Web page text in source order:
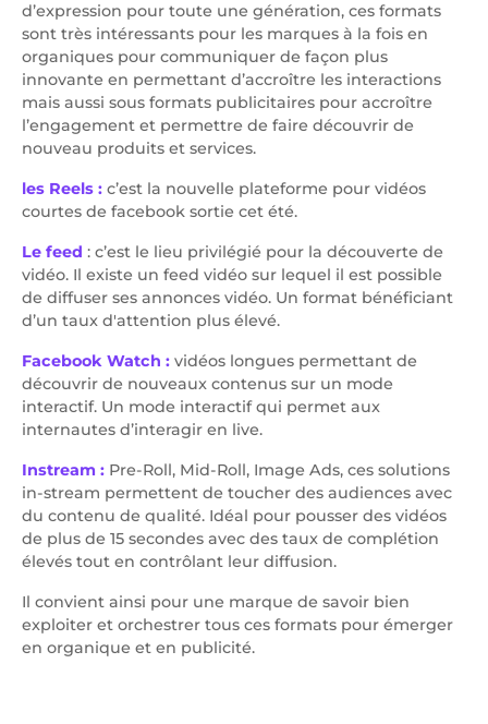
d’expression pour toute une génération, ces formats
sont très intéressants pour les marques à la fois en
organiques pour communiquer de façon plus
innovante en permettant d’accroître les interactions
mais aussi sous formats publicitaires pour accroître
l’engagement et permettre de faire découvrir de
nouveau produits et services.
les Reels : c’est la nouvelle plateforme pour vidéos
courtes de facebook sortie cet été.
Le feed : c’est le lieu privilégié pour la découverte de
vidéo. Il existe un feed vidéo sur lequel il est possible
de diffuser ses annonces vidéo. Un format bénéficiant
d’un taux d'attention plus élevé.
Facebook Watch : vidéos longues permettant de
découvrir de nouveaux contenus sur un mode
interactif. Un mode interactif qui permet aux
internautes d’interagir en live.
Instream : Pre-Roll, Mid-Roll, Image Ads, ces solutions
in-stream permettent de toucher des audiences avec
du contenu de qualité. Idéal pour pousser des vidéos
de plus de 15 secondes avec des taux de complétion
élevés tout en contrôlant leur diffusion.
Il convient ainsi pour une marque de savoir bien
exploiter et orchestrer tous ces formats pour émerger
en organique et en publicité.